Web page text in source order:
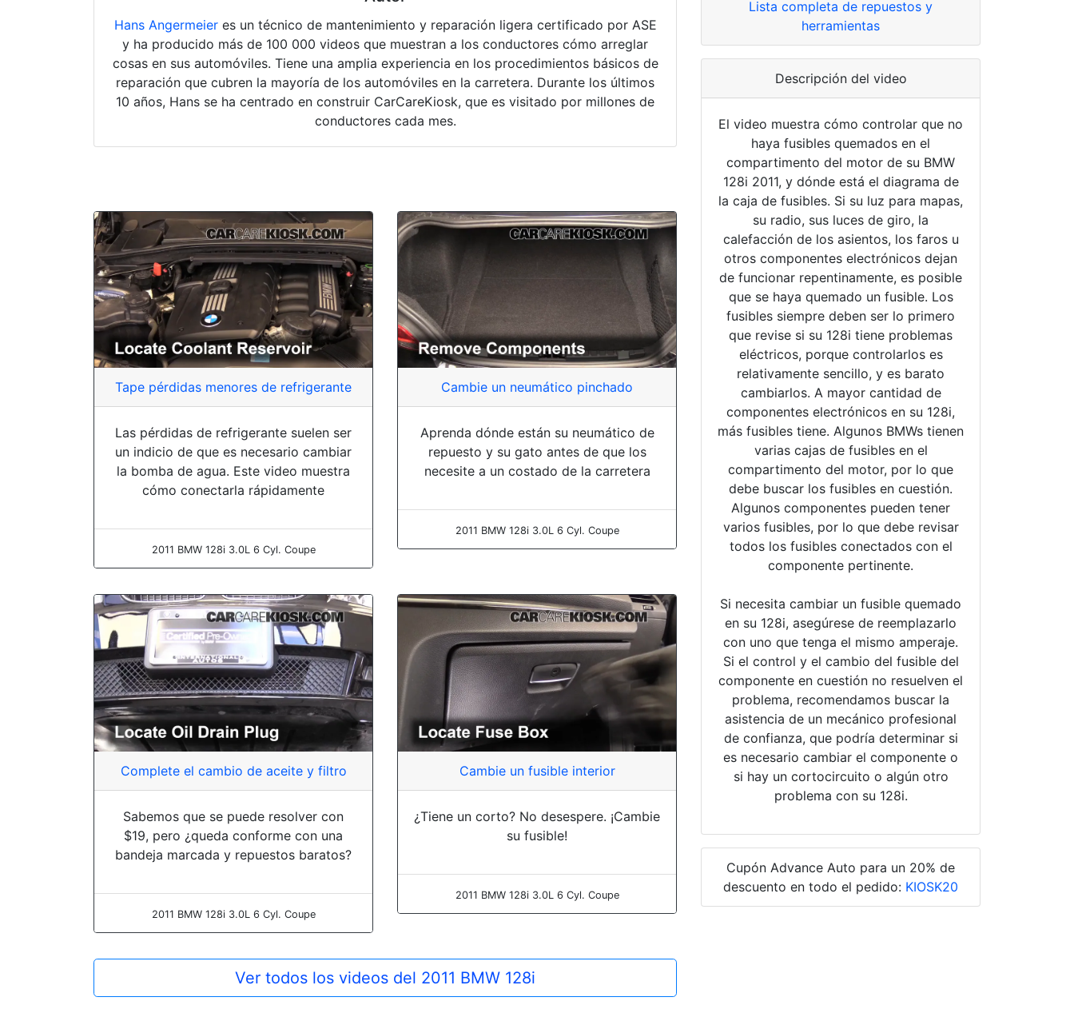
Hans Angermeieres un técnico de mantenimiento y reparación ligera certificado por ASE
y ha producido más de 100 000 videos que muestran a los conductores cómo arreglar
cosas en sus automóviles. Tiene una amplia experiencia en los procedimientos básicos de
reparación que cubren la mayoría de los automóviles en la carretera. Durante los últimos
10 años, Hans se ha centrado en construir CarCareKiosk, que es visitado por millones de
conductores cada mes.
Tape pérdidas menores de refrigerante
Las pérdidas de refrigerante suelen ser
un indicio de que es necesario cambiar
la bomba de agua. Este video muestra
cómo conectarla rápidamente
2011 BMW 128i 3.0L 6 Cyl. Coupe
Cambie un neumático pinchado
Aprenda dónde están su neumático de
repuesto y su gato antes de que los
necesite a un costado de la carretera
2011 BMW 128i 3.0L 6 Cyl. Coupe
Complete el cambio de aceite y filtro
Sabemos que se puede resolver con
$19, pero ¿queda conforme con una
bandeja marcada y repuestos baratos?
2011 BMW 128i 3.0L 6 Cyl. Coupe
Cambie un fusible interior
¿Tiene un corto? No desespere. ¡Cambie
su fusible!
2011 BMW 128i 3.0L 6 Cyl. Coupe
Ver todos los videos del 2011 BMW 128i
Lista completa de repuestos y
herramientas
Descripción del video
El video muestra cómo controlar que no
haya fusibles quemados en el
compartimento del motor de su BMW
128i 2011, y dónde está el diagrama de
la caja de fusibles. Si su luz para mapas,
su radio, sus luces de giro, la
calefacción de los asientos, los faros u
otros componentes electrónicos dejan
de funcionar repentinamente, es posible
que se haya quemado un fusible. Los
fusibles siempre deben ser lo primero
que revise si su 128i tiene problemas
eléctricos, porque controlarlos es
relativamente sencillo, y es barato
cambiarlos. A mayor cantidad de
componentes electrónicos en su 128i,
más fusibles tiene. Algunos BMWs tienen
varias cajas de fusibles en el
compartimento del motor, por lo que
debe buscar los fusibles en cuestión.
Algunos componentes pueden tener
varios fusibles, por lo que debe revisar
todos los fusibles conectados con el
componente pertinente.
Si necesita cambiar un fusible quemado
en su 128i, asegúrese de reemplazarlo
con uno que tenga el mismo amperaje.
Si el control y el cambio del fusible del
componente en cuestión no resuelven el
problema, recomendamos buscar la
asistencia de un mecánico profesional
de confianza, que podría determinar si
es necesario cambiar el componente o
si hay un cortocircuito o algún otro
problema con su 128i.
Cupón Advance Auto para un 20% de
descuento en todo el pedido: KIOSK20